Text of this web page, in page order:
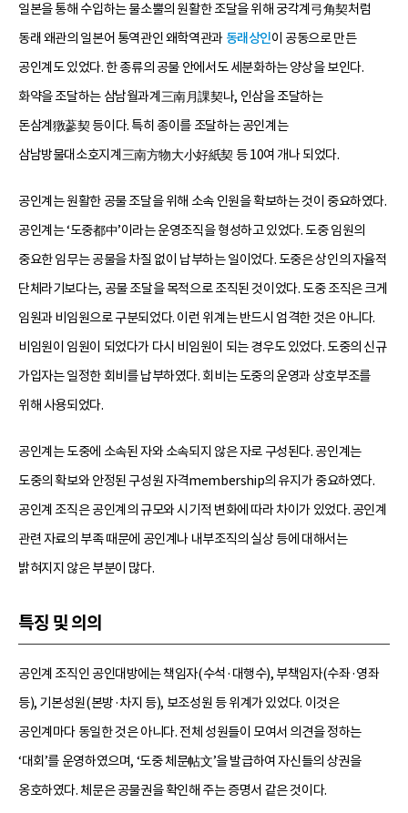
일본을 통해 수입하는 물소뿔의 원활한 조달을 위해 궁각계弓角契처럼
동래 왜관의 일본어 통역관인 왜학역관과 동래상인이 공동으로 만든
공인계도 있었다. 한 종류의 공물 안에서도 세분화하는 양상을 보인다.
화약을 조달하는 삼남월과계三南月課契나, 인삼을 조달하는
돈삼계獤蔘契 등이다. 특히 종이를 조달하는 공인계는
삼남방물대소호지계三南方物大小好紙契 등 10여 개나 되었다.
공인계는 원활한 공물 조달을 위해 소속 인원을 확보하는 것이 중요하였다.
공인계는 ‘도중都中’이라는 운영조직을 형성하고 있었다. 도중 임원의
중요한 임무는 공물을 차질 없이 납부하는 일이었다. 도중은 상인의 자율적
단체라기보다는, 공물 조달을 목적으로 조직된 것이었다. 도중 조직은 크게
임원과 비임원으로 구분되었다. 이런 위계는 반드시 엄격한 것은 아니다.
비임원이 임원이 되었다가 다시 비임원이 되는 경우도 있었다. 도중의 신규
가입자는 일정한 회비를 납부하였다. 회비는 도중의 운영과 상호부조를
위해 사용되었다.
공인계는 도중에 소속된 자와 소속되지 않은 자로 구성된다. 공인계는
도중의 확보와 안정된 구성원 자격membership의 유지가 중요하였다.
공인계 조직은 공인계의 규모와 시기적 변화에 따라 차이가 있었다. 공인계
관련 자료의 부족 때문에 공인계나 내부조직의 실상 등에 대해서는
밝혀지지 않은 부분이 많다.
특징 및 의의
공인계 조직인 공인대방에는 책임자(수석·대행수), 부책임자(수좌·영좌
등), 기본성원(본방·차지 등), 보조성원 등 위계가 있었다. 이것은
공인계마다 동일한 것은 아니다. 전체 성원들이 모여서 의견을 정하는
‘대회’를 운영하였으며, ‘도중 체문帖文’을 발급하여 자신들의 상권을
옹호하였다. 체문은 공물권을 확인해 주는 증명서 같은 것이다.